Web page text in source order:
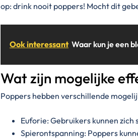
op: drink nooit poppers! Mocht dit
Ook interessant Waar kun je een
Wat zijn mogelijke
Poppers hebben verschillende
Euforie: Gebruikers kunnen
Spierontspanning: Poppers